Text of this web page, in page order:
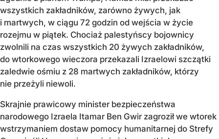
wszystkich zakładników, zarówno żywych, jak
i martwych, w ciągu 72 godzin od wejścia w życie
rozejmu w piątek. Chociaż palestyńscy bojownicy
zwolnili na czas wszystkich 20 żywych zakładników,
do wtorkowego wieczora przekazali Izraelowi szczątki
zaledwie ośmiu z 28 martwych zakładników, którzy
nie przeżyli niewoli.
Skrajnie prawicowy minister bezpieczeństwa
narodowego Izraela Itamar Ben Gwir zagroził we wtorek
wstrzymaniem dostaw pomocy humanitarnej do Strefy